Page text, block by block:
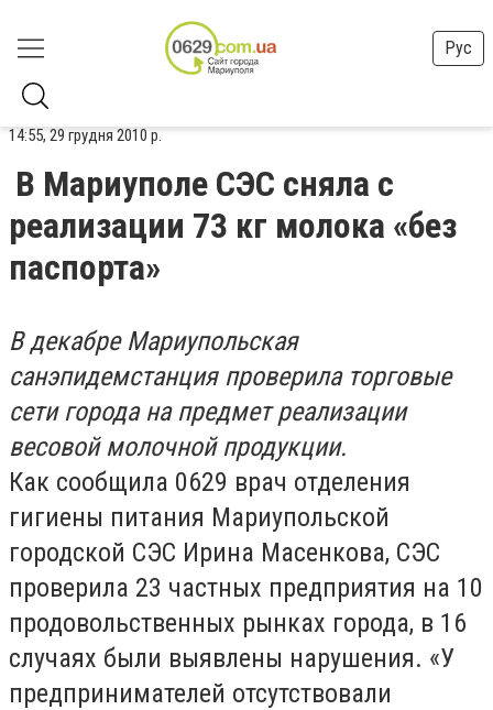
Рус
14:55, 29 грудня 2010 р.
В Мариуполе СЭС сняла с
реализации 73 кг молока «без
паспорта»
В декабре Мариупольская
санэпидемстанция проверила торговые
сети города на предмет реализации
весовой молочной продукции.
Как сообщила 0629 врач отделения
гигиены питания Мариупольской
городской СЭС Ирина Масенкова, СЭС
проверила 23 частных предприятия на 10
продовольственных рынках города, в 16
случаях были выявлены нарушения. «У
предпринимателей отсутствовали